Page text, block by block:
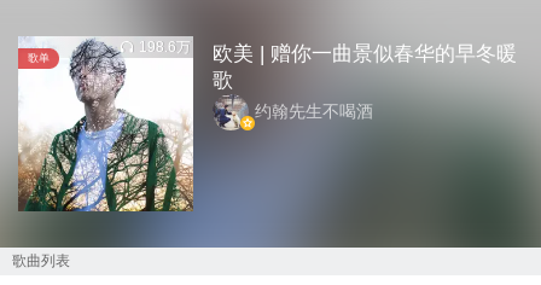
歌单
198.6万
欧美 | 赠你一曲景似春华的早冬暖
歌
约翰先生不喝酒
歌曲列表